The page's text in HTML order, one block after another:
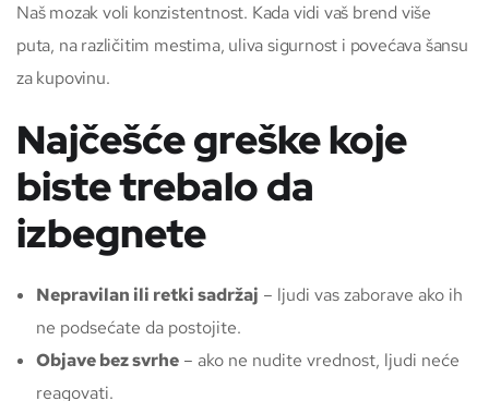
Naš mozak voli konzistentnost. Kada vidi vaš brend više
puta, na različitim mestima, uliva sigurnost i povećava šansu
za kupovinu.
Najčešće greške koje
biste trebalo da
izbegnete
Nepravilan ili retki sadržaj – ljudi vas zaborave ako ih
ne podsećate da postojite.
Objave bez svrhe – ako ne nudite vrednost, ljudi neće
reagovati.